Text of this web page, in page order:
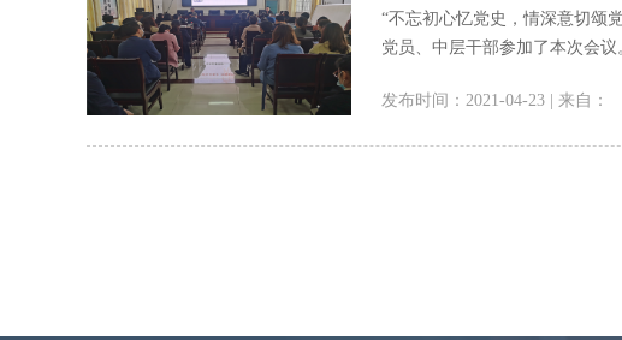
“不忘初心忆党史，情深意切颂
党员、中层干部参加了本次会议
发布时间：2021-04-23 | 来自：